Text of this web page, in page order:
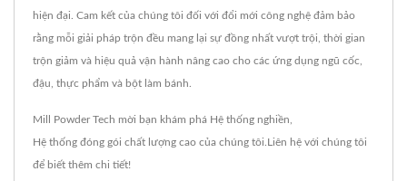
hiện đại. Cam kết của chúng tôi đối với đổi mới công nghệ đảm bảo
rằng mỗi giải pháp trộn đều mang lại sự đồng nhất vượt trội, thời gian
trộn giảm và hiệu quả vận hành nâng cao cho các ứng dụng ngũ cốc,
đậu, thực phẩm và bột làm bánh.
Mill Powder Tech mời bạn khám phá Hệ thống nghiền,
Hệ thống đóng gói chất lượng cao của chúng tôi. Liên hệ với chúng tôi
để biết thêm chi tiết!